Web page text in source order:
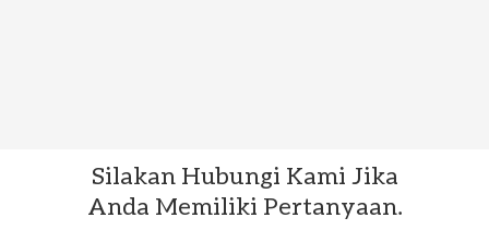
Silakan Hubungi Kami Jika
Anda Memiliki Pertanyaan.